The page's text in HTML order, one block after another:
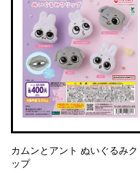
カムンとアント ぬいぐるみク
ップ